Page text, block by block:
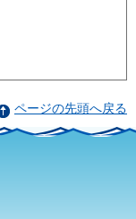
ページの先頭へ戻る